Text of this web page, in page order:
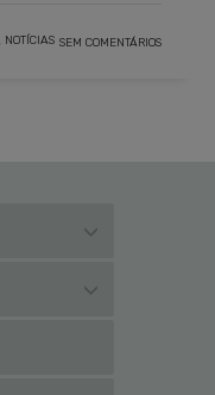
NOTÍCIAS SEM COMENTÁRIOS